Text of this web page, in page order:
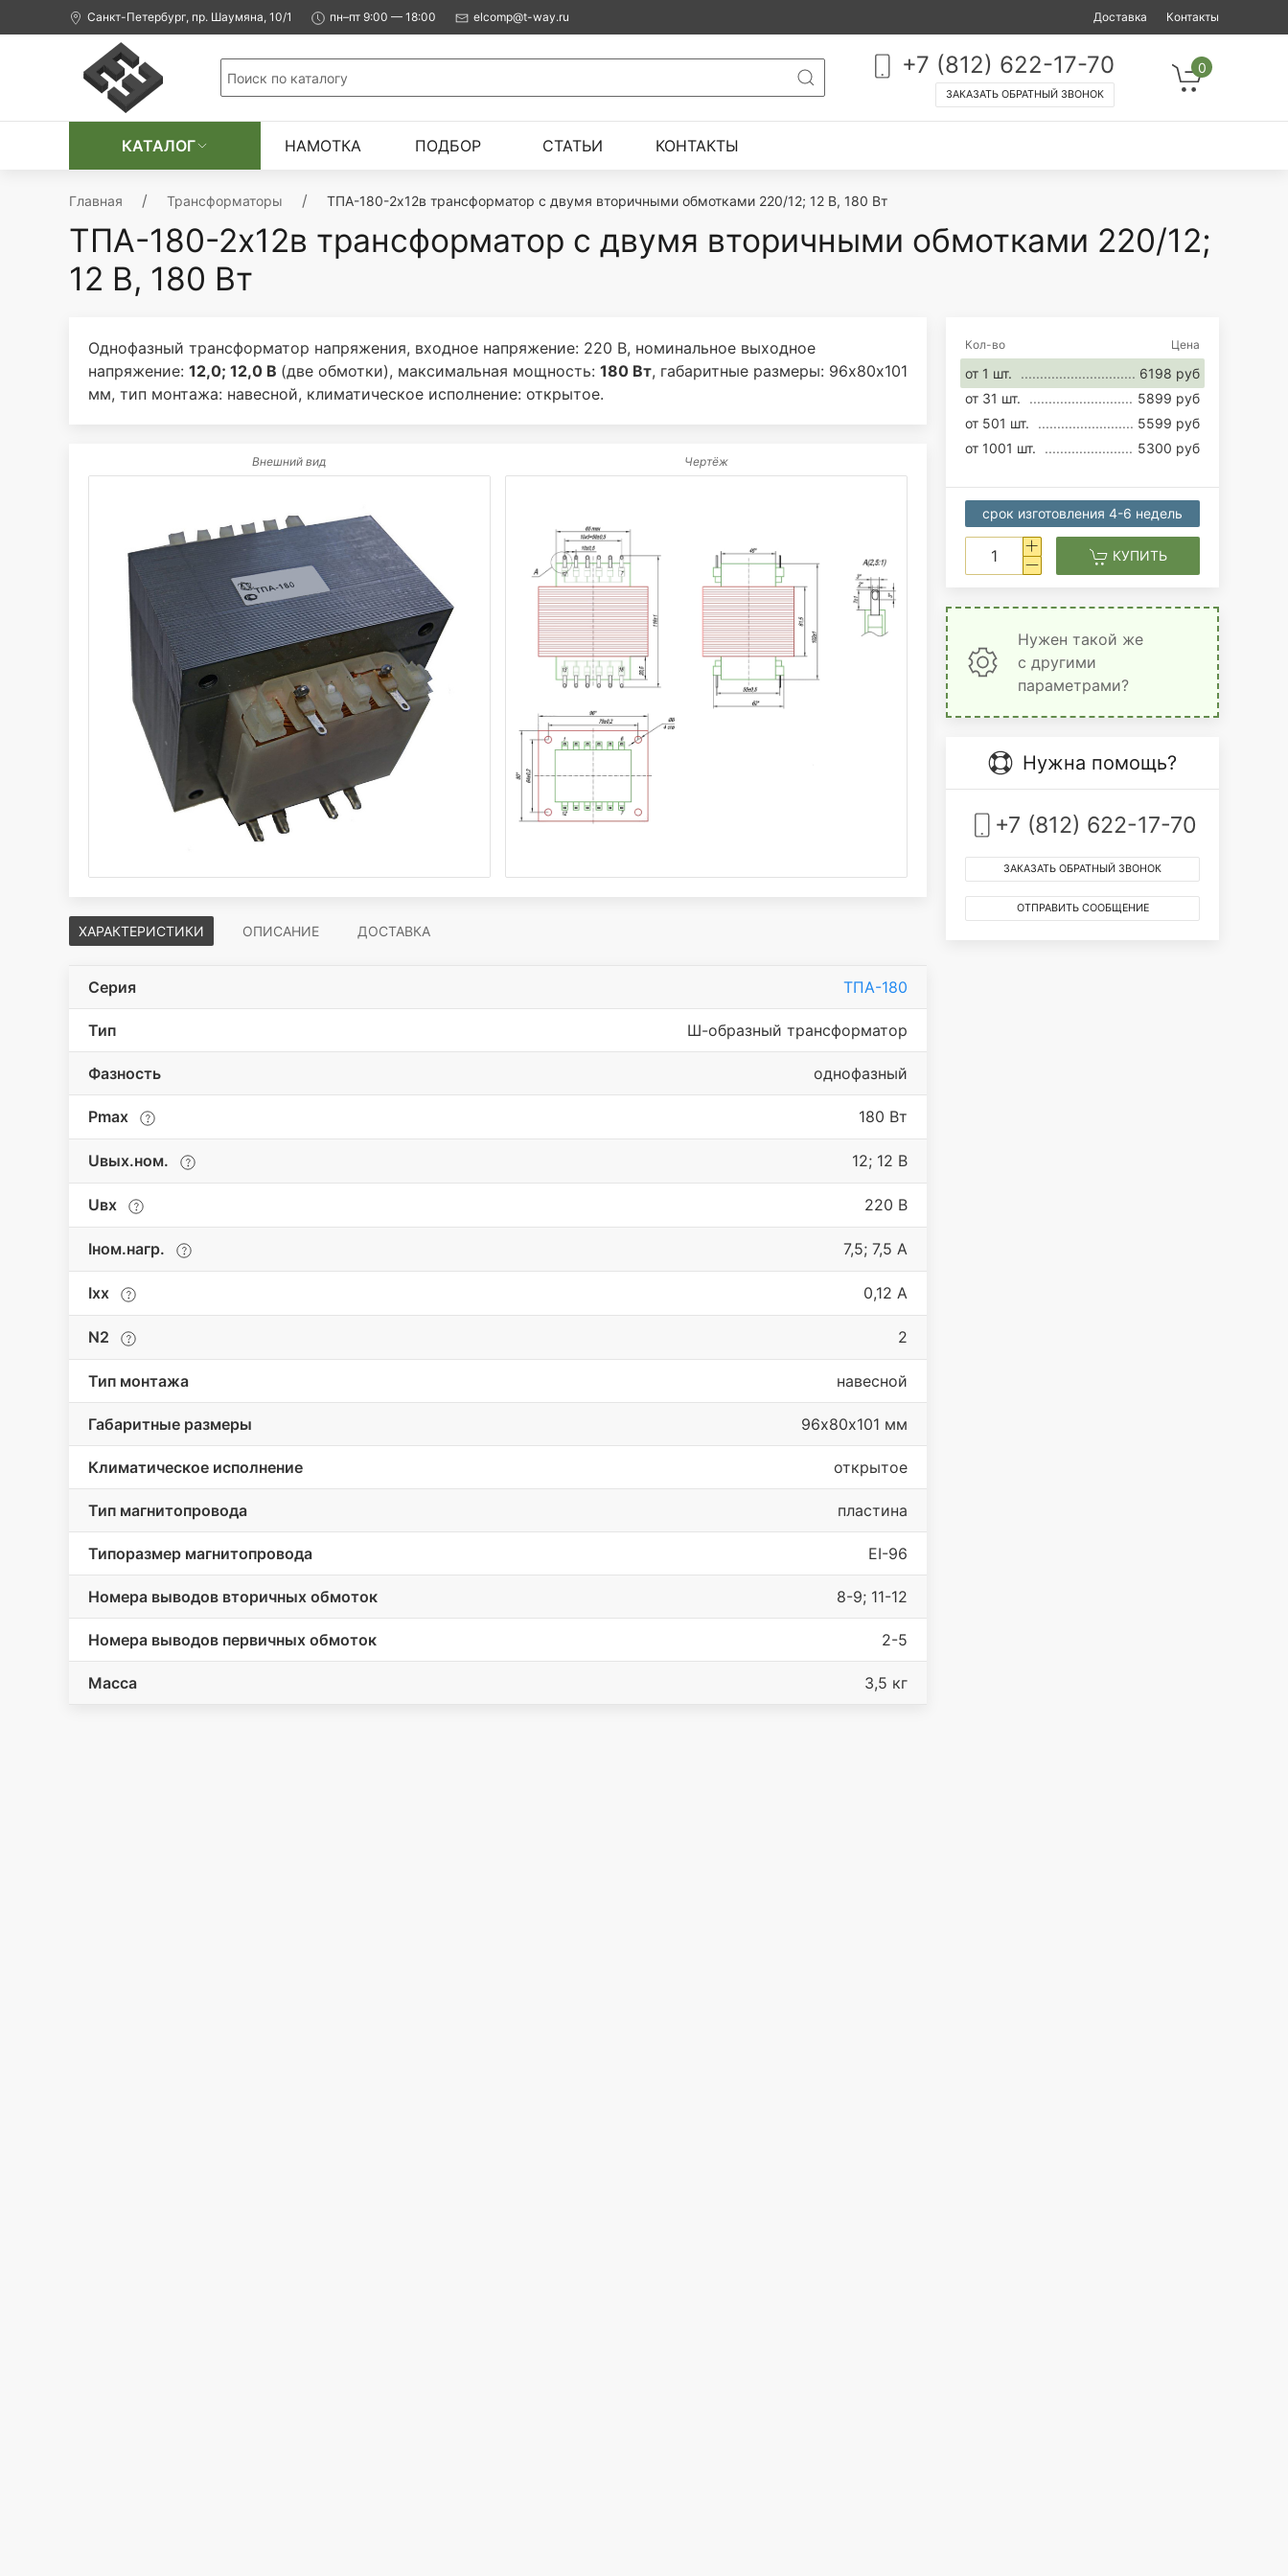
Санкт-Петербург, пр. Шаумяна, 10/1 пн–пт 9:00 — 18:00 elcomp@t-way.ru Доставка Контакты
+7 (812) 622-17-70
ЗАКАЗАТЬ ОБРАТНЫЙ ЗВОНОК
0
КАТАЛОГ НАМОТКА ПОДБОР СТАТЬИ КОНТАКТЫ
Главная Трансформаторы ТПА-180-2х12в трансформатор с двумя вторичными обмотками 220/12; 12 В, 180 Вт
ТПА-180-2х12в трансформатор с двумя вторичными обмотками 220/12;
12 В, 180 Вт
Однофазный трансформатор напряжения, входное напряжение: 220 В, номинальное выходное
напряжение: 12,0; 12,0 В (две обмотки), максимальная мощность: 180 Вт, габаритные размеры: 96х80х101
мм, тип монтажа: навесной, климатическое исполнение: открытое.
Внешний вид Чертёж
ХАРАКТЕРИСТИКИ ОПИСАНИЕ ДОСТАВКА
Серия ТПА-180
Тип Ш-образный трансформатор
Фазность однофазный
Pmax 180 Вт
Uвых.ном. 12; 12 В
Uвх 220 В
Iном.нагр. 7,5; 7,5 А
Iхх 0,12 A
N2 2
Тип монтажа навесной
Габаритные размеры 96х80х101 мм
Климатическое исполнение открытое
Тип магнитопровода пластина
Типоразмер магнитопровода EI-96
Номера выводов вторичных обмоток 8-9; 11-12
Номера выводов первичных обмоток 2-5
Масса 3,5 кг
Кол-во Цена
от 1 шт.
6198 руб
от 31 шт.
5899 руб
от 501 шт.
5599 руб
от 1001 шт.
5300 руб
срок изготовления 4-6 недель
КУПИТЬ
Нужен такой же
с другими
параметрами?
Нужна помощь?
+7 (812) 622-17-70
ЗАКАЗАТЬ ОБРАТНЫЙ ЗВОНОК
ОТПРАВИТЬ СООБЩЕНИЕ